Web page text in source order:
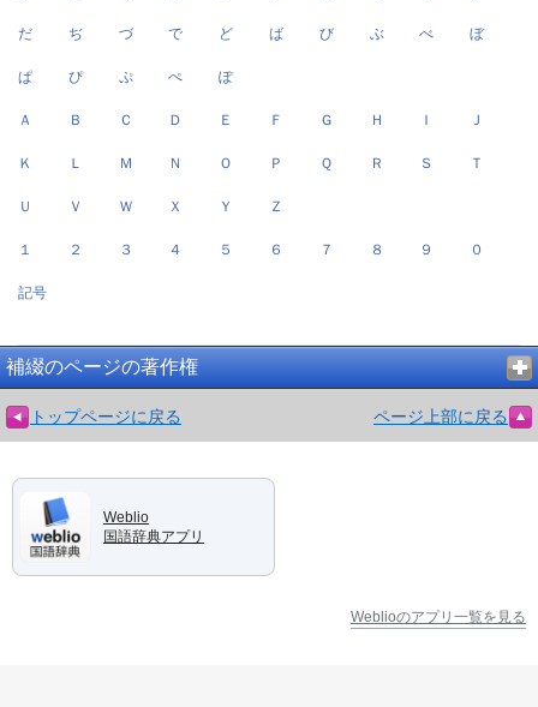
だ ぢ づ で ど ば び ぶ べ ぼ
ぱ ぴ ぷ ぺ ぽ
Ａ Ｂ Ｃ Ｄ Ｅ Ｆ Ｇ Ｈ Ｉ Ｊ
Ｋ Ｌ Ｍ Ｎ Ｏ Ｐ Ｑ Ｒ Ｓ Ｔ
Ｕ Ｖ Ｗ Ｘ Ｙ Ｚ
１ ２ ３ ４ ５ ６ ７ ８ ９ ０
記号
補綴のページの著作権
トップページに戻る ページ上部に戻る
Weblio
国語辞典アプリ
Weblioのアプリ一覧を見る